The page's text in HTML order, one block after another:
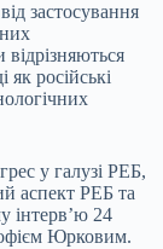
застосування
російські
у галузі РЕБ,
аспект РЕБ та
інтерв’ю 24
Юрковим.